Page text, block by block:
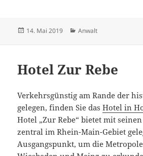
Veröffentlicht
14. Mai 2019 Kategorien
Anwalt
Hotel Zur Rebe
Verkehrsgünstig am Rande der
gelegen, finden Sie dasHotel in
Hotel „Zur Rebe“ bietet mit
zentral im Rhein-Main-Gebiet
Ausgangspunkt, um die